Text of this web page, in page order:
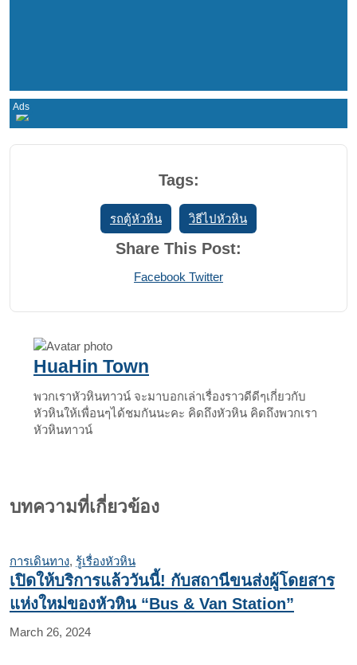
Tags:
รถตู้หัวหิน วิธีไปหัวหิน
Share This Post:
Facebook TwitterPrint
Share
Email
HuaHin Town
พวกเราหัวหินทาวน์ จะมาบอกเล่าเรื่องราวดีดีๆเกี่ยวกับ
หัวหินให้เพื่อนๆได้ชมกันนะคะ คิดถึงหัวหิน คิดถึงพวกเรา
หัวหินทาวน์
บทความที่เกี่ยวข้อง
การเดินทาง, รู้เรื่องหัวหิน
เปิดให้บริการแล้ววันนี้! กับสถานีขนส่งผู้โดยสาร
แห่งใหม่ของหัวหิน “Bus & Van Station”
March 26, 2024